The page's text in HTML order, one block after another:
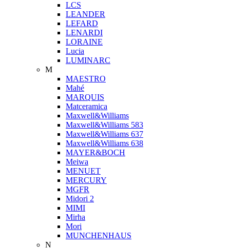
LCS
LEANDER
LEFARD
LENARDI
LORAINE
Lucia
LUMINARC
M
MAESTRO
Mahé
MARQUIS
Matceramica
Maxwell&Williams
Maxwell&Williams 583
Maxwell&Williams 637
Maxwell&Williams 638
MAYER&BOCH
Meiwa
MENUET
MERCURY
MGFR
Midori 2
MIMI
Mirha
Mori
MUNCHENHAUS
N